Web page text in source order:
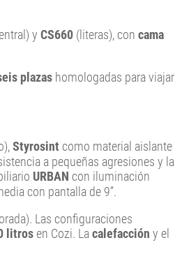
y CS660 (literas), con cama
plazas homologadas para viajar
Styrosint como material aislante
a pequeñas agresiones y la
URBAN con iluminación
con pantalla de 9”.
Las configuraciones
litros en Cozi. La calefacción y el